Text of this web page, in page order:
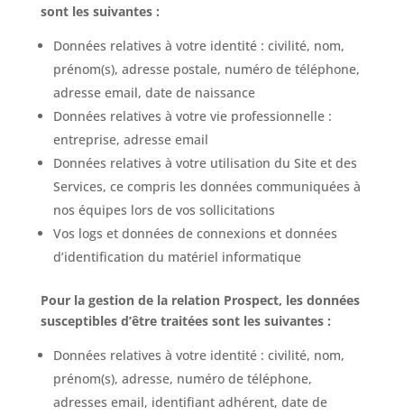
sont les suivantes :
Données relatives à votre identité : civilité, nom,
prénom(s), adresse postale, numéro de téléphone,
adresse email, date de naissance
Données relatives à votre vie professionnelle :
entreprise, adresse email
Données relatives à votre utilisation du Site et des
Services, ce compris les données communiquées à
nos équipes lors de vos sollicitations
Vos logs et données de connexions et données
d’identification du matériel informatique
Pour la gestion de la relation Prospect, les données
susceptibles d’être traitées sont les suivantes :
Données relatives à votre identité : civilité, nom,
prénom(s), adresse, numéro de téléphone,
adresses email, identifiant adhérent, date de